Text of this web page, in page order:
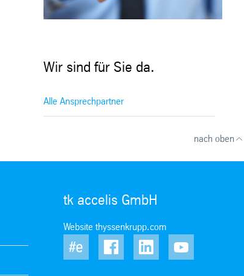
Wir sind für Sie da.
Alle Ansprechpartner
nach oben
tk accelis GmbH
Website thyssenkrupp.com